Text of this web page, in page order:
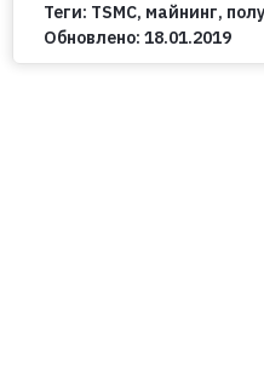
Теги: TSMC, майнинг,
Обновлено: 18.01.2019